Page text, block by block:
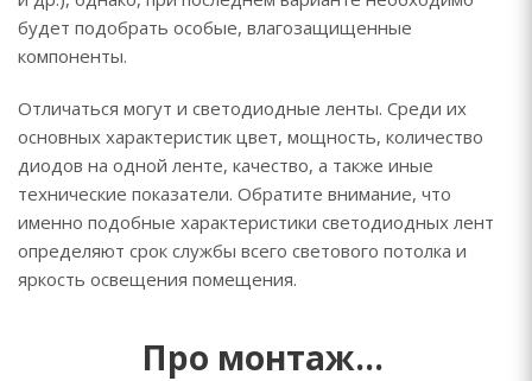
будет подобрать особые, влагозащищенные
компоненты.
Отличаться могут и светодиодные ленты. Среди их
основных характеристик цвет, мощность, количество
диодов на одной ленте, качество, а также иные
технические показатели. Обратите внимание, что
именно подобные характеристики светодиодных лент
определяют срок службы всего светового потолка и
яркость освещения помещения.
Про монтаж…